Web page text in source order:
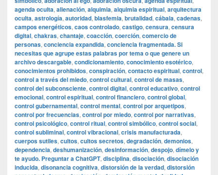
agenda oculta, alienación, alquimia, alquimia espiritual, arquitectura
oculta, astrología, autoridad, blasfemia, brutalidad, cábala, cadenas,
campos energéticos, caos controlado, castigo, censura, censura
digital, chakras, chantaje, coacción, coerción, comercio de
personas, conciencia expandida, conciencia fragmentada. Si
necesitas que agrupe estas palabras por tema o que genere un
archivo descargable, condicionamiento, conocimiento esotérico,
conocimientos prohibidos, conspiración, contacto espiritual, control,
control a través del miedo, control cultural, control de masas,
control del subconsciente, control digital, control educativo, control
emocional, control espiritual, control financiero, control global,
control gubernamental, control mental, control por arquetipos,
control por frecuencias, control por miedo, control por narrativas,
control psicológico, control ritual, control simbólico, control social,
control subliminal, control vibracional, crisis manufacturada,
cuerpos sutiles, cultos, cultos secretos, degradación, demonios,
dependencia, deshumanización, desinformación, despojo, dímelo y
te ayudo. Preguntar a ChatGPT, disciplina, disociación, disociación
inducida, disonancia cognitiva, distorsión de la verdad, distorsión